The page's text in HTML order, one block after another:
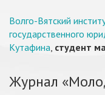
Волго-Вятский
государственного
Кутафина, студент
Журнал